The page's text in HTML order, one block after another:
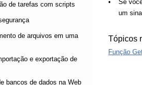
de tarefas com scripts
de arquivos em uma
e exportação de
bancos de dados na Web